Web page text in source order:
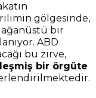
gölgesinde,
bir
ABD
bu zirve,
bir örgüte